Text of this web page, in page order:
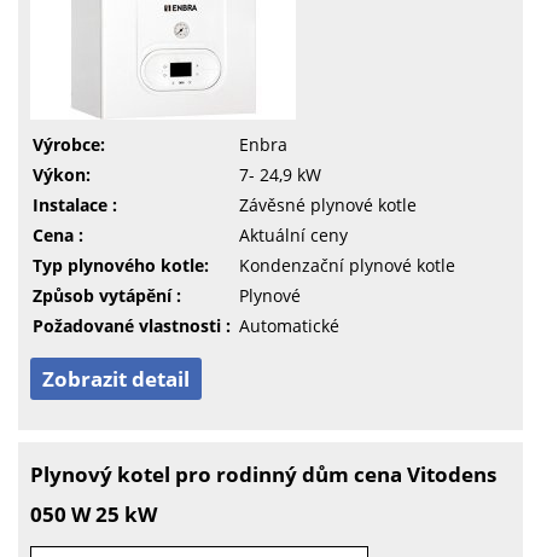
Výrobce:
Enbra
Výkon:
7- 24,9 kW
Instalace :
Závěsné plynové kotle
Cena :
Aktuální ceny
Typ plynového kotle:
Kondenzační plynové kotle
Způsob vytápění :
Plynové
Požadované vlastnosti : Automatické
Zobrazit detail
Plynový kotel pro rodinný dům cena Vitodens
050 W 25 kW